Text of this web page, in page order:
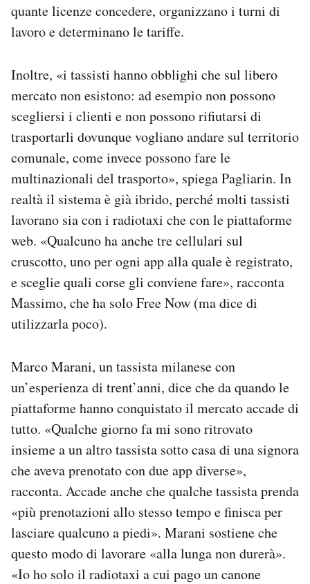
quante licenze concedere, organizzano i turni di
lavoro e determinano le tariffe.
Inoltre, «i tassisti hanno obblighi che sul libero
mercato non esistono: ad esempio non possono
scegliersi i clienti e non possono rifiutarsi di
trasportarli dovunque vogliano andare sul territorio
comunale, come invece possono fare le
multinazionali del trasporto», spiega Pagliarin. In
realtà il sistema è già ibrido, perché molti tassisti
lavorano sia con i radiotaxi che con le piattaforme
web. «Qualcuno ha anche tre cellulari sul
cruscotto, uno per ogni app alla quale è registrato,
e sceglie quali corse gli conviene fare», racconta
Massimo, che ha solo Free Now (ma dice di
utilizzarla poco).
Marco Marani, un tassista milanese con
un’esperienza di trent’anni, dice che da quando le
piattaforme hanno conquistato il mercato accade di
tutto. «Qualche giorno fa mi sono ritrovato
insieme a un altro tassista sotto casa di una signora
che aveva prenotato con due app diverse»,
racconta. Accade anche che qualche tassista prenda
«più prenotazioni allo stesso tempo e finisca per
lasciare qualcuno a piedi». Marani sostiene che
questo modo di lavorare «alla lunga non durerà».
«Io ho solo il radiotaxi a cui pago un canone